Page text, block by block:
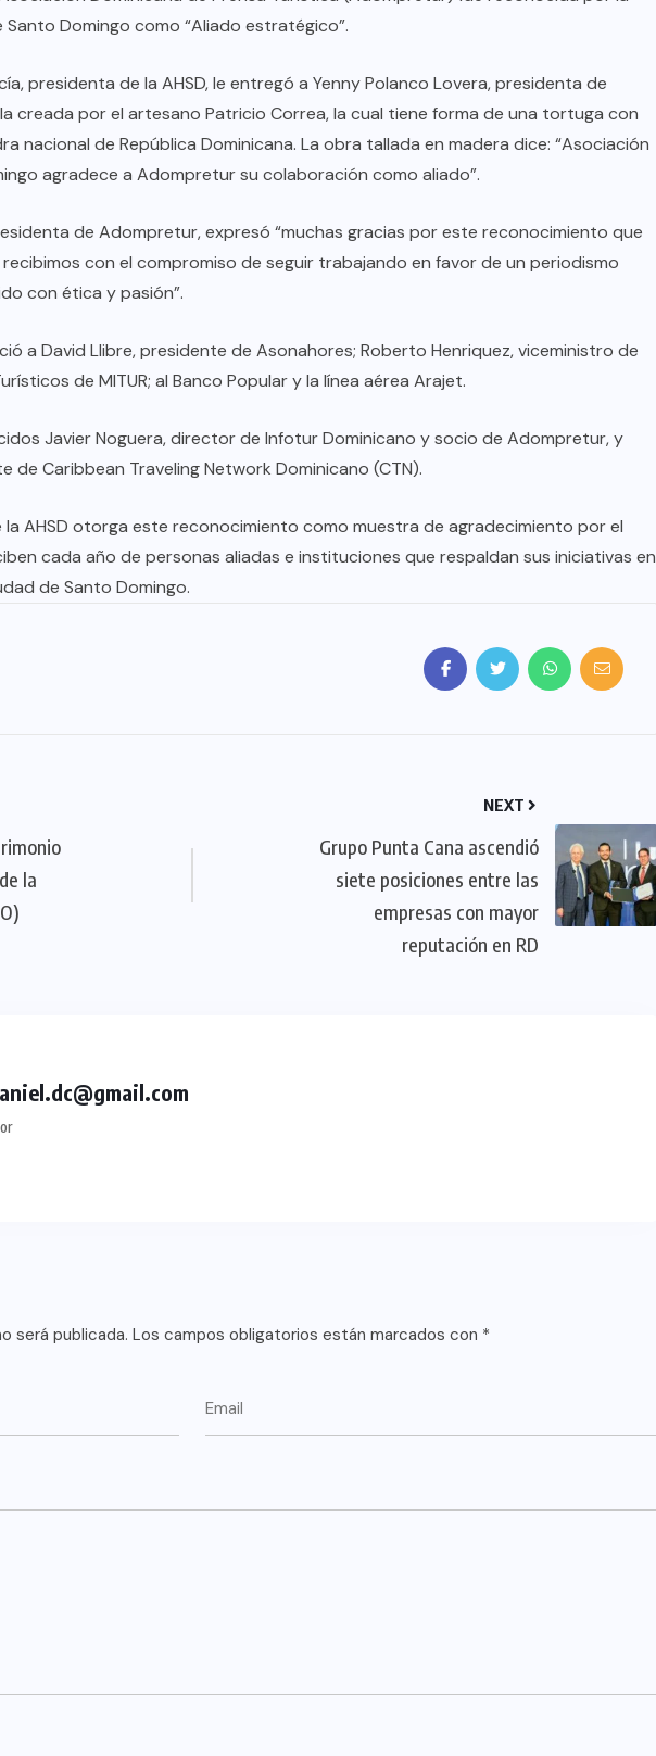
Domingo como “Aliado estratégico”.
presidenta de la AHSD, le entregó a Yenny Polanco Lovera, presidenta de
creada por el artesano Patricio Correa, la cual tiene forma de una tortuga con
nacional de República Dominicana. La obra tallada en madera dice: “Asociación
agradece a Adompretur su colaboración como aliado”.
de Adompretur, expresó “muchas gracias por este reconocimiento que
con el compromiso de seguir trabajando en favor de un periodismo
con ética y pasión”.
a David Llibre, presidente de Asonahores; Roberto Henriquez, viceministro de
de MITUR; al Banco Popular y la línea aérea Arajet.
Javier Noguera, director de Infotur Dominicano y socio de Adompretur, y
de Caribbean Traveling Network Dominicano (CTN).
AHSD otorga este reconocimiento como muestra de agradecimiento por el
cada año de personas aliadas e instituciones que respaldan sus iniciativas en
de Santo Domingo.
la
NEXT
Grupo Punta Cana ascendió
siete posiciones entre las
empresas con mayor
reputación en RD
será publicada. Los campos obligatorios están marcados con *
MÉXICO
BOHEMIO: